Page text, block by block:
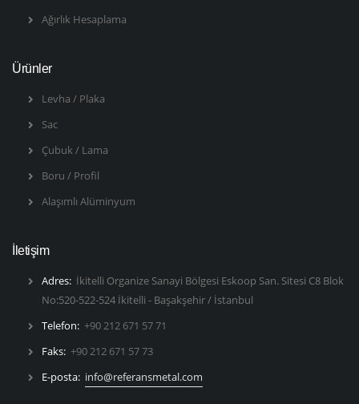
Ağırlık Hesaplama
Ürünler
Levha / Plaka
Sac
Çubuk / Lama
Boru / Profil
Alaşımlı Alüminyum
İletişim
Adres: İkitelli Organize Sanayi Bölgesi Eskoop San. Sitesi C8 Blok
No:520-522-524 İkitelli - Başakşehir / İstanbul
Telefon: +90 212 671 57 71
Faks: +90 212 671 57 73
E-posta: info@referansmetal.com